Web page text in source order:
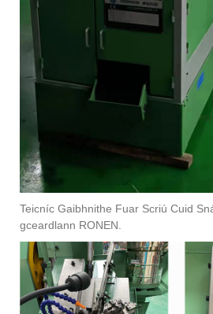
Teicníc Gaibhnithe Fuar Scriú Cuid
gceardlann RONEN.